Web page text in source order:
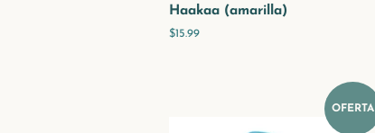
Haakaa (amarilla)
Precio
$15.99
OFERTA